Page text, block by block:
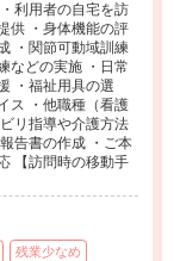
利用者の自宅を訪
供 ・身体機能の評
・関節可動域訓練
などの実施 ・日常
・福祉用具の選
ス ・他職種（看護
リ指導や介護方法
告書の作成 ・ご本
【訪問時の移動手
残業少なめ